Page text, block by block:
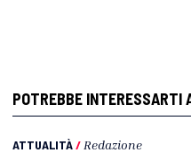
POTREBBE INTERESSARTI
ATTUALITÀ/ Redazione